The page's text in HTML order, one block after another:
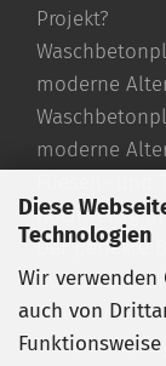
Diese
Technologien
Wir verwenden
auch von
Projekt?
moderne
moderne
hochwertig
Der perfekte
Travertin
Travertin